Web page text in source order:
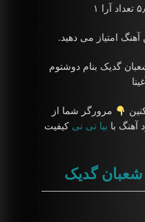
امتیاز می دهید.
گدیک بنام دوشتوم
مرورگر شما از
بیا نی نی کیفیت
شعبان گدیک